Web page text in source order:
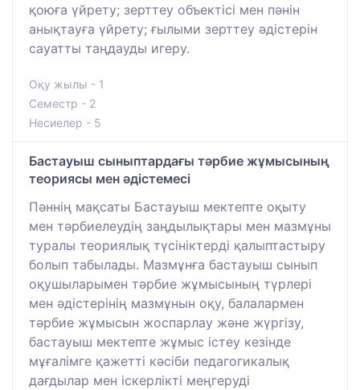
қоюға үйрету; зерттеу объектісі мен пәнін
анықтауға үйрету; ғылыми зерттеу әдістерін
сауатты таңдауды игеру.
Оқу жылы - 1
Семестр - 2
Несиелер - 5
Бастауыш сыныптардағы тәрбие жұмысының
теориясы мен әдістемесі
Пәннің мақсаты Бастауыш мектепте оқыту
мен тәрбиелеудің заңдылықтары мен мазмұны
туралы теориялық түсініктерді қалыптастыру
болып табылады. Мазмұнға бастауыш сынып
оқушыларымен тәрбие жұмысының түрлері
мен әдістерінің мазмұнын оқу, балалармен
тәрбие жұмысын жоспарлау және жүргізу,
бастауыш мектепте жұмыс істеу кезінде
мұғалімге қажетті кәсіби педагогикалық
дағдылар мен іскерлікті меңгеруді